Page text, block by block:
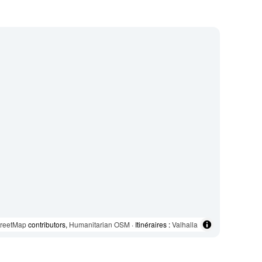
contributors, Humanitarian OSM · Itinéraires :Valhalla